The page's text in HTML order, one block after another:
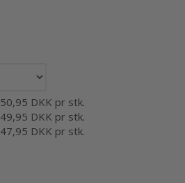
50,95 DKK pr stk.
49,95 DKK pr stk.
47,95 DKK pr stk.